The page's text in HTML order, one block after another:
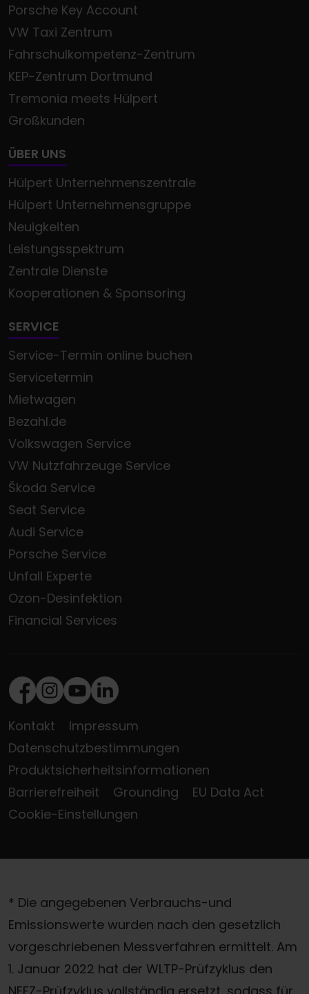
Porsche Key Account
VW Taxi Zentrum
Fahrschulkompetenz-Zentrum
KEP-Zentrum Dortmund
Tremonia meets Hülpert
Großkunden
ÜBER UNS
Hülpert Unternehmenszentrale
Hülpert Unternehmensgruppe
Neuigkeiten
Leistungsspektrum
Zentrale Dienste
Kooperationen & Sponsoring
SERVICE
Service-Termin online buchen
Servicetermin
Mietwagen
Bezahl.de
Volkswagen Service
VW Nutzfahrzeuge Service
Škoda Service
Seat Service
Audi Service
Porsche Service
Unfall Experte
Ozon-Desinfektion
Financial Services
Facebook
Instagram
Youtube
LinkedIn
Kontakt
Impressum
Datenschutzbestimmungen
Produktsicherheitsinformationen
Barrierefreiheit
Grounding
EU Data Act
Cookie-Einstellungen
* Die angegebenen Verbrauchs-und
Emissionswerte wurden nach den gesetzlich
vorgeschriebenen Messverfahren ermittelt. Am
1. Januar 2022 hat der WLTP-Prüfzyklus den